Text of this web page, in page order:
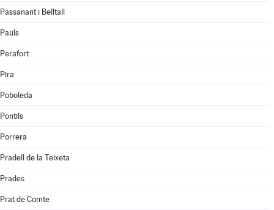
Passanant i Belltall
Paüls
Perafort
Pira
Poboleda
Pontils
Porrera
Pradell de la Teixeta
Prades
Prat de Comte